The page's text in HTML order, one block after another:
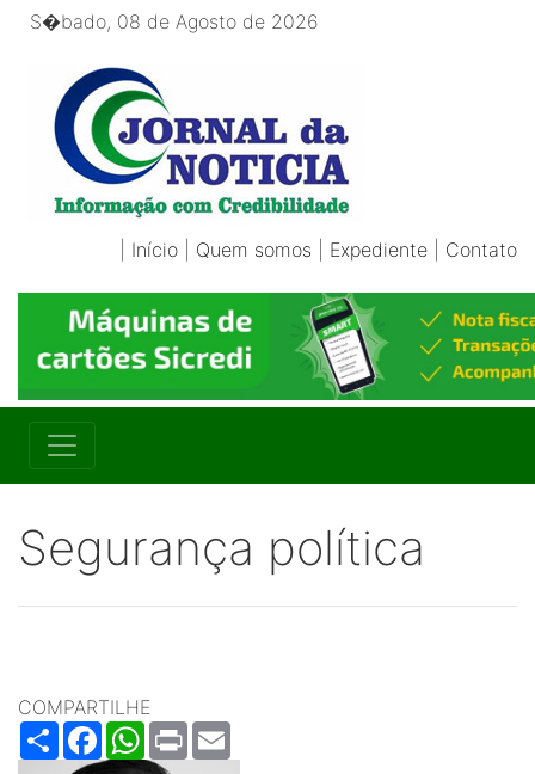
S�bado, 08 de Agosto de 2026
Início Quem somos Expediente Contato
Segurança política
COMPARTILHE
ShareFacebookWhatsApp
Print